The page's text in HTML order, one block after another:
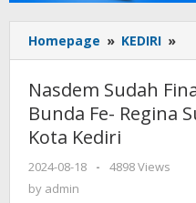
Homepage » KEDIRI »
Nasdem Sudah
Bunda Fe- Regina
Kota Kediri
2024-08-18
by
-
4898 Views
by admin